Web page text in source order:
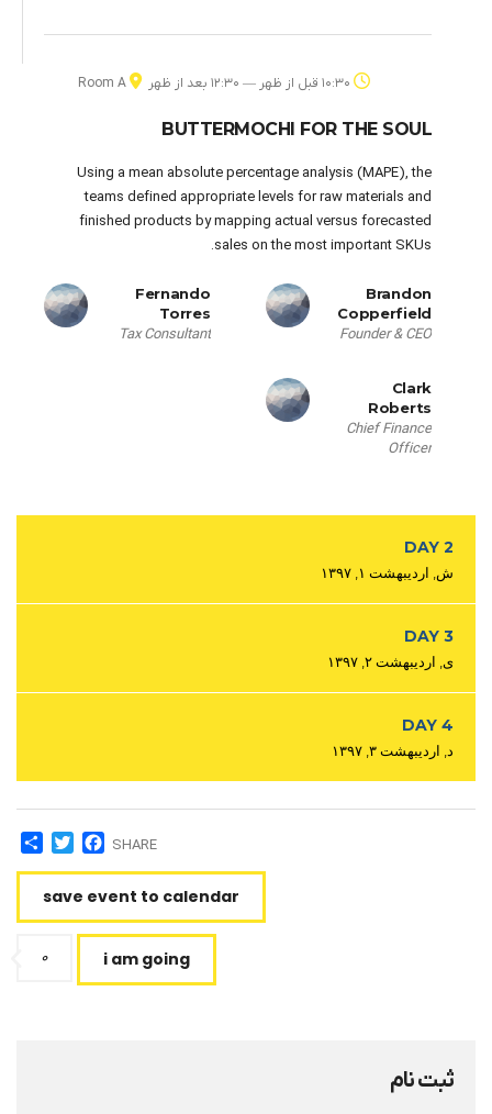
BUTTERMOCHI FOR THE SOUL
Using a mean absolute percentage analysis (MAPE), the
teams defined appropriate levels for raw materials and
finished products by mapping actual versus forecasted
sales on the most important SKUs.
Brandon
Copperfield
Founder & CEO
Fernando
Torres
Tax Consultant
Clark
Roberts
Chief Finance
Officer
DAY 2
ش, اردیبهشت ۱, ۱۳۹۷
DAY 3
ی, اردیبهشت ۲, ۱۳۹۷
DAY 4
د, اردیبهشت ۳, ۱۳۹۷
SHARE
Facebook
save event to calendar
i am going ۰
ثبت نام